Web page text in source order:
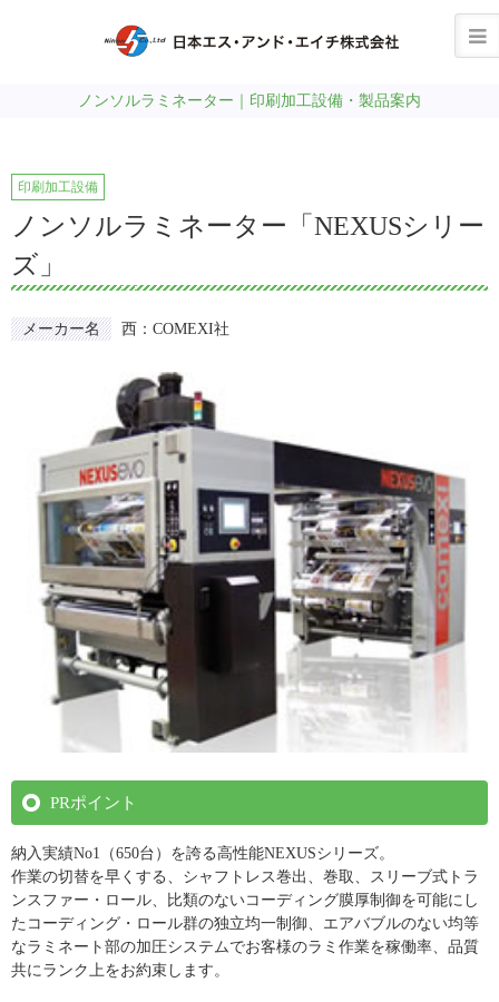
ノンソルラミネーター｜印刷加工設備・製品案内
ノンソルラミネーター「NEXUSシリー
ズ」
印刷加工設備
メーカー名 西：COMEXI社
PRポイント
納入実績No1（650台）を誇る高性能NEXUSシリーズ。
作業の切替を早くする、シャフトレス巻出、巻取、スリーブ式トラ
ンスファー・ロール、比類のないコーディング膜厚制御を可能にし
たコーディング・ロール群の独立均一制御、エアバブルのない均等
なラミネート部の加圧システムでお客様のラミ作業を稼働率、品質
共にランク上をお約束します。